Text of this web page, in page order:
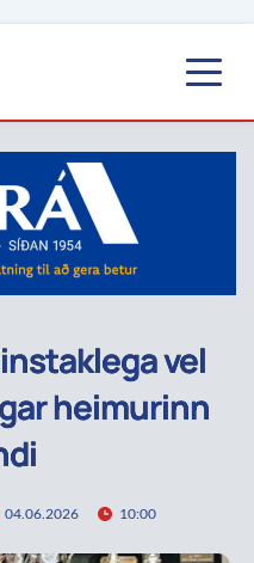
vel
heimurinn
04.06.2026 10:00